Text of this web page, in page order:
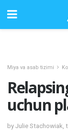
Miya va asab tizimi
uchun
by Julie